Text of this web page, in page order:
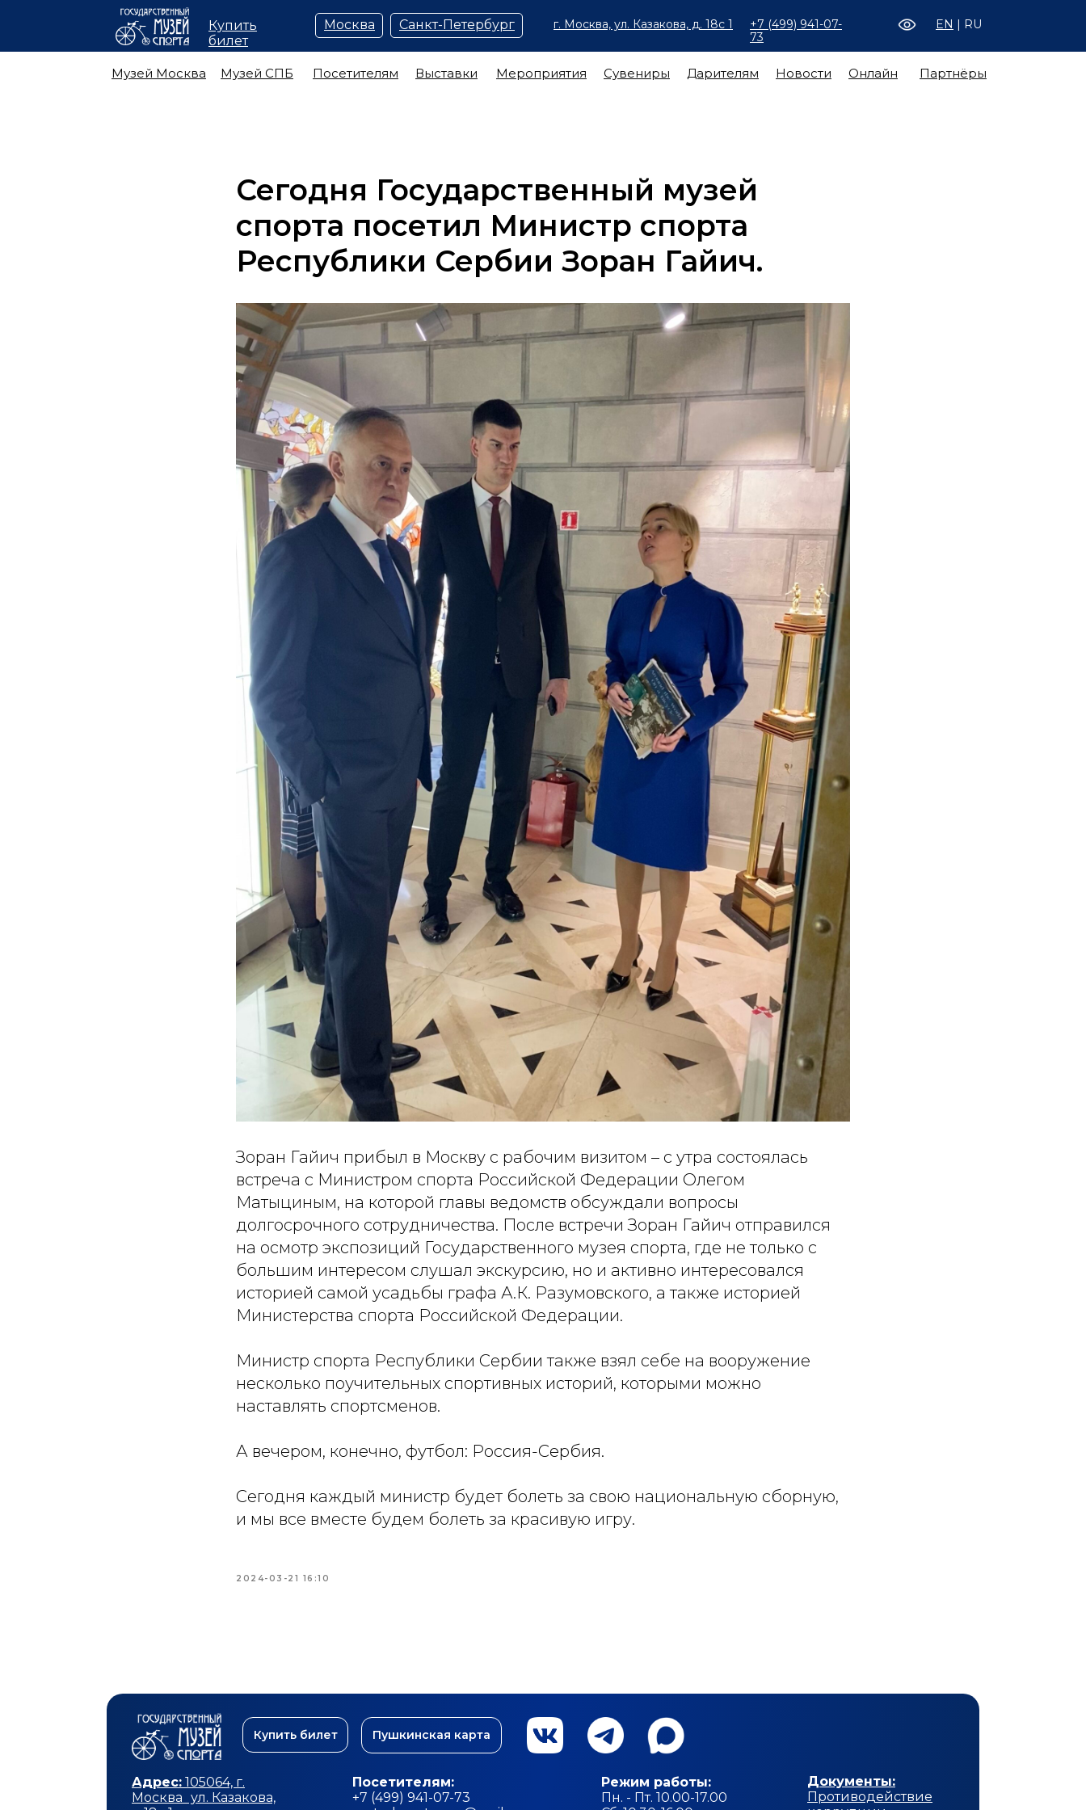
| RU
EN
+7 (499) 941-07-
73
г. Москва, ул. Казакова, д. 18с 1
Музей Москва Музей СПБ Посетителям Выставки Мероприятия Сувениры Новости
Дарителям Онлайн Партнёры
Санкт-Петербург
Москва
Купить
билет
Сегодня Государственный музей
спорта посетил Министр спорта
Республики Сербии Зоран Гайич.
Зоран Гайич прибыл в Москву с рабочим визитом – с утра состоялась
встреча с Министром спорта Российской Федерации Олегом
Матыциным, на которой главы ведомств обсуждали вопросы
долгосрочного сотрудничества. После встречи Зоран Гайич отправился
на осмотр экспозиций Государственного музея спорта, где не только с
большим интересом слушал экскурсию, но и активно интересовался
историей самой усадьбы графа А.К. Разумовского, а также историей
Министерства спорта Российской Федерации.
Министр спорта Республики Сербии также взял себе на вооружение
несколько поучительных спортивных историй, которыми можно
наставлять спортсменов.
️А вечером, конечно, футбол: Россия-Сербия.
Сегодня каждый министр будет болеть за свою национальную сборную,
и мы все вместе будем болеть за красивую игру.
2024-03-21 16:10
Режим работы:
Пн. - Пт. 10.00-17.00
Документы:
Противодействие
Посетителям:
+7 (499) 941-07-73
Адрес: 105064, г.
Москва ул. Казакова,
Купить билет Пушкинская карта